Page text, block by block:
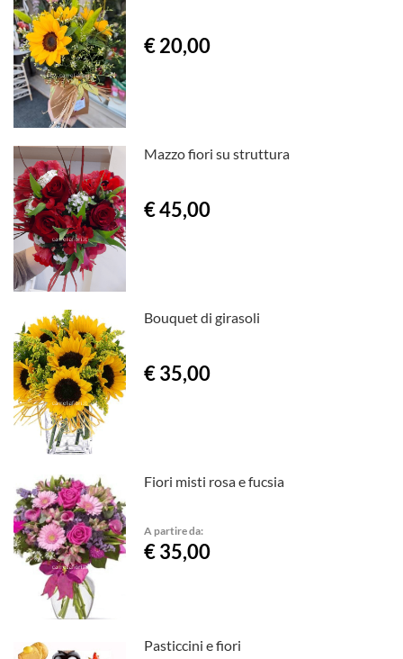
€ 20,00
Mazzo fiori su struttura
€ 45,00
Bouquet di girasoli
€ 35,00
Fiori misti rosa e fucsia
A partire da:
€ 35,00
Pasticcini e fiori